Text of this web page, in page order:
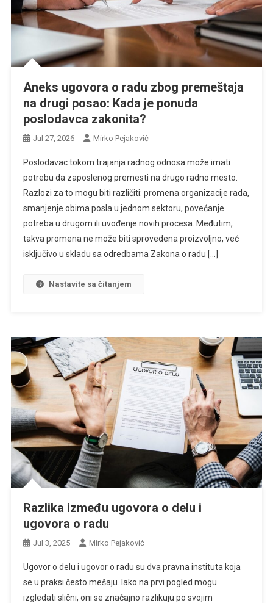
Aneks ugovora o radu zbog premeštaja
na drugi posao: Kada je ponuda
poslodavca zakonita?
Jul 27, 2026 Mirko Pejaković
Poslodavac tokom trajanja radnog odnosa može imati
potrebu da zaposlenog premesti na drugo radno mesto.
Razlozi za to mogu biti različiti: promena organizacije rada,
smanjenje obima posla u jednom sektoru, povećanje
potreba u drugom ili uvođenje novih procesa. Međutim,
takva promena ne može biti sprovedena proizvoljno, već
isključivo u skladu sa odredbama Zakona o radu […]
Nastavite sa čitanjem
Razlika između ugovora o delu i
ugovora o radu
Jul 3, 2025 Mirko Pejaković
Ugovor o delu i ugovor o radu su dva pravna instituta koja
se u praksi često mešaju. Iako na prvi pogled mogu
izgledati slični, oni se značajno razlikuju po svojim